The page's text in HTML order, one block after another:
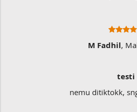
M Fadhil,
testi
nemu ditiktokk, sngt